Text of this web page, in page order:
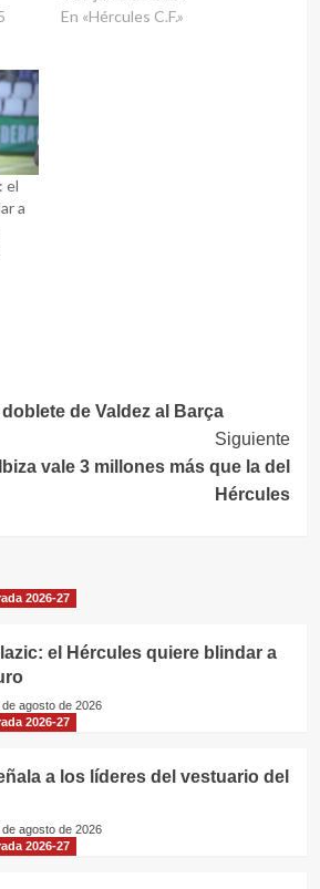
En «Hércules C.F.»
el
a
de Valdez al Barça
Siguiente
vale 3 millones más que la del
Hércules
2026-27
el Hércules quiere blindar a
de agosto de 2026
2026-27
a los líderes del vestuario del
de agosto de 2026
2026-27